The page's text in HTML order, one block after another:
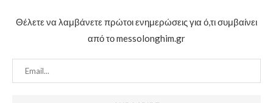
Θέλετε να λαμβάνετε πρώτοι ενημερώσεις για ό,τι συμβαίνει
από το messolonghim.gr